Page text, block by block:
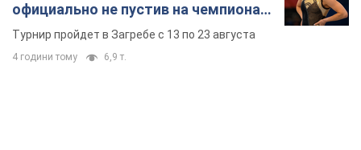
официально не пустив на чемпионат
Европы основных спортсменов
Турнир пройдет в Загребе с 13 по 23 августа
4 години тому 6,9 т.